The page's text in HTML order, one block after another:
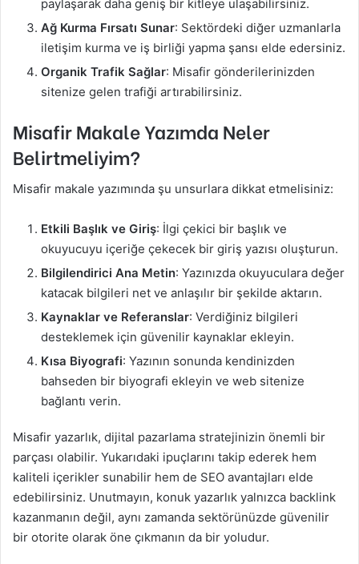
paylaşarak daha geniş bir kitleye ulaşabilirsiniz.
Ağ Kurma Fırsatı Sunar: Sektördeki diğer uzmanlarla
iletişim kurma ve iş birliği yapma şansı elde edersiniz.
Organik Trafik Sağlar: Misafir gönderilerinizden
sitenize gelen trafiği artırabilirsiniz.
Misafir Makale Yazımda Neler
Belirtmeliyim?
Misafir makale yazımında şu unsurlara dikkat etmelisiniz:
Etkili Başlık ve Giriş: İlgi çekici bir başlık ve
okuyucuyu içeriğe çekecek bir giriş yazısı oluşturun.
Bilgilendirici Ana Metin: Yazınızda okuyuculara değer
katacak bilgileri net ve anlaşılır bir şekilde aktarın.
Kaynaklar ve Referanslar: Verdiğiniz bilgileri
desteklemek için güvenilir kaynaklar ekleyin.
Kısa Biyografi: Yazının sonunda kendinizden
bahseden bir biyografi ekleyin ve web sitenize
bağlantı verin.
Misafir yazarlık, dijital pazarlama stratejinizin önemli bir
parçası olabilir. Yukarıdaki ipuçlarını takip ederek hem
kaliteli içerikler sunabilir hem de SEO avantajları elde
edebilirsiniz. Unutmayın, konuk yazarlık yalnızca backlink
kazanmanın değil, aynı zamanda sektörünüzde güvenilir
bir otorite olarak öne çıkmanın da bir yoludur.